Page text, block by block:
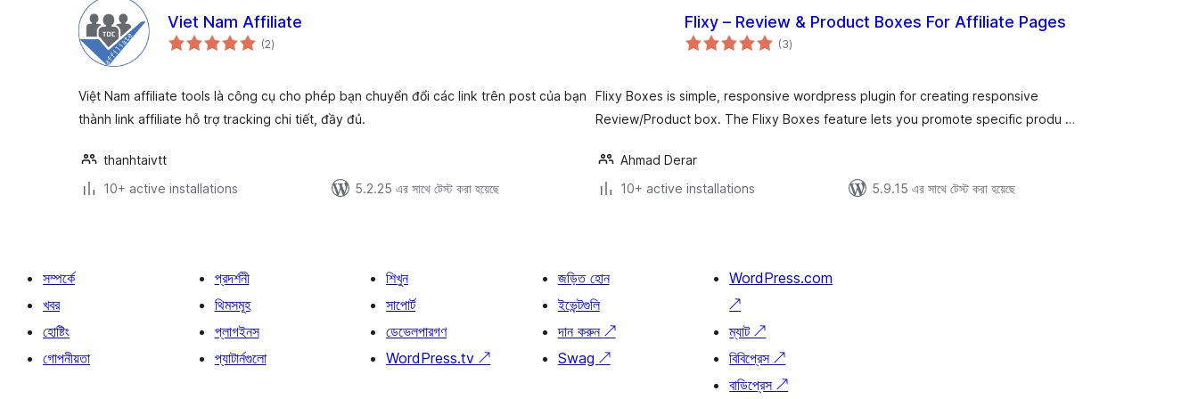
Viet Nam Affiliate
(2total
ratings
)
Việt Nam affiliate tools là công cụ cho phép bạn chuyển đổi các link trên post của bạn
thành link affiliate hỗ trợ tracking chi tiết, đầy đủ.
thanhtaivtt
10+ active installations
5.2.25 এর সাথে টেস্ট করা হয়েছে
Flixy – Review & Product Boxes For Affiliate Pages
(3total
ratings
)
Flixy Boxes is simple, responsive wordpress plugin for creating responsive
Review/Product box. The Flixy Boxes feature lets you promote specific produ …
Ahmad Derar
10+ active installations
5.9.15 এর সাথে টেস্ট করা হয়েছে
সম্পর্কে
খবর
হোষ্টিং
গোপনীয়তা
প্রদর্শনী
থিমসমূহ
প্লাগইনস
প্যাটার্নগুলো
শিখুন
সাপোর্ট
ডেভেলপারগণ
WordPress.tv↗
জড়িত হোন
ইভেন্টগুলি
দান করুন ↗
Swag ↗
WordPress.com
↗
ম্যাট↗
বিবিপ্রেস↗
বাডিপ্রেস↗